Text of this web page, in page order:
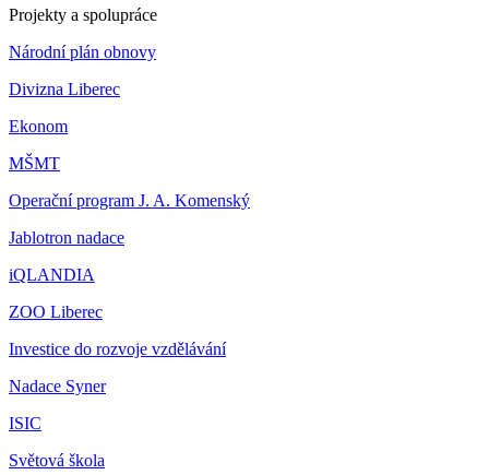
Projekty a spolupráce
Národní plán obnovy
Divizna Liberec
Ekonom
MŠMT
Operační program J. A. Komenský
Jablotron nadace
iQLANDIA
ZOO Liberec
Investice do rozvoje vzdělávání
Nadace Syner
ISIC
Světová škola